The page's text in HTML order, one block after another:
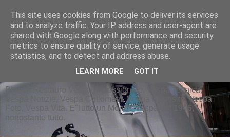
Blog di Restauro Vespa professionale, Vespa Tecnica,
Vespa Notizie, Vespa Chilometri, Vespa Curiosità, Vespa
Foto, Vespa Vita. E'Tutto un Mondo Vespa dal 1946,
nonostante tutto.
This site uses cookies from Google to deliver its services
and to analyze traffic. Your IP address and user-agent are
shared with Google along with performance and security
metrics to ensure quality of service, generate usage
statistics, and to detect and address abuse.
LEARN MORE GOT IT